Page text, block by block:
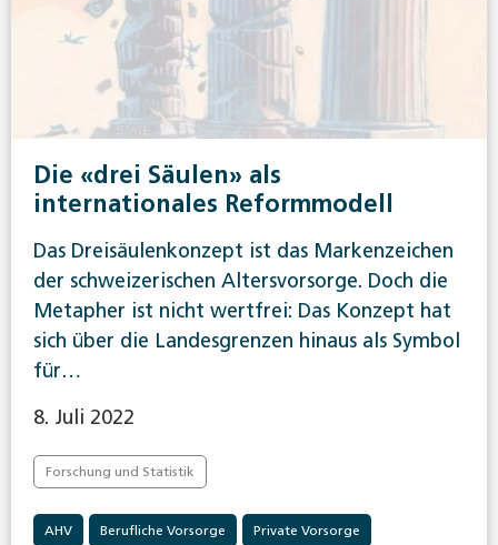
Die «drei Säulen» als
internationales Reformmodell
Das Dreisäulenkonzept ist das Markenzeichen
der schweizerischen Altersvorsorge. Doch die
Metapher ist nicht wertfrei: Das Konzept hat
sich über die Landesgrenzen hinaus als Symbol
für…
8. Juli 2022
Forschung und Statistik
AHV Berufliche Vorsorge Private Vorsorge